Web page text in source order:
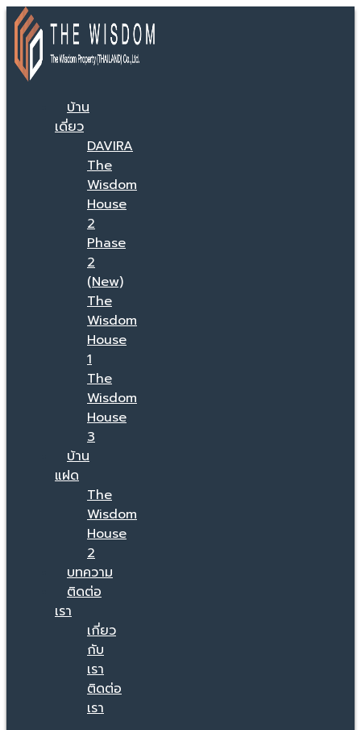
บ้าน
เดี่ยว
DAVIRA
The
Wisdom
House
2
Phase
2
(New)
The
Wisdom
House
1
The
Wisdom
House
3
บ้าน
แฝด
The
Wisdom
House
2
บทความ
ติดต่อ
เรา
เกี่ยว
กับ
เรา
ติดต่อ
เรา